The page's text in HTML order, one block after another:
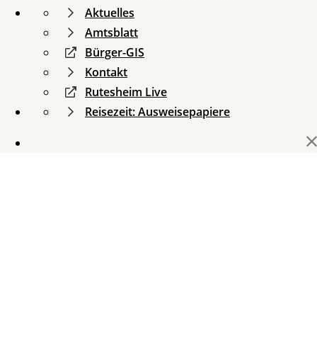
Aktuelles
Amtsblatt
Bürger-GIS
Kontakt
Rutesheim Live
Reisezeit: Ausweisepapiere